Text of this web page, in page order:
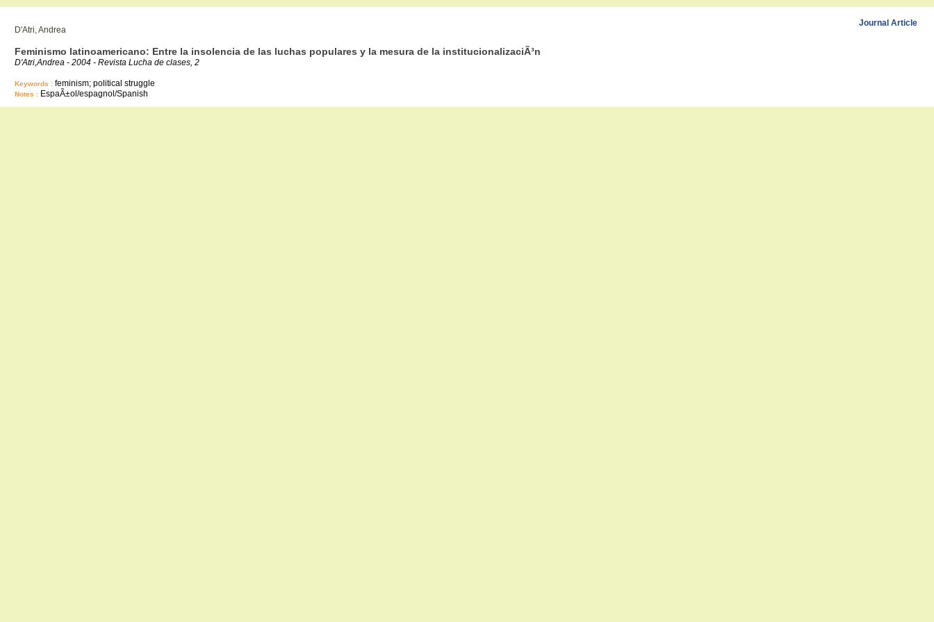
Journal Article
D'Atri, Andrea
Feminismo latinoamericano: Entre la insolencia de las luchas populares y la mesura de la institucionalizaciÃ³n
D'Atri,Andrea - 2004 - Revista Lucha de clases, 2
Keywords : feminism; political struggle
Notes : EspaÃ±ol/espagnol/Spanish